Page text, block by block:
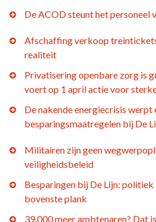
De ACOD steunt het personeel
Afschaffing verkoop
realiteit
Privatisering openbare zorg is
voert op 1 april actie voor
De nakende energiecrisis werpt
besparingsmaatregelen bij De
Militairen zijn geen
veiligheidsbeleid
Besparingen bij De Lijn:
bovenste plank
39.000 meer ambtenaren? Dat